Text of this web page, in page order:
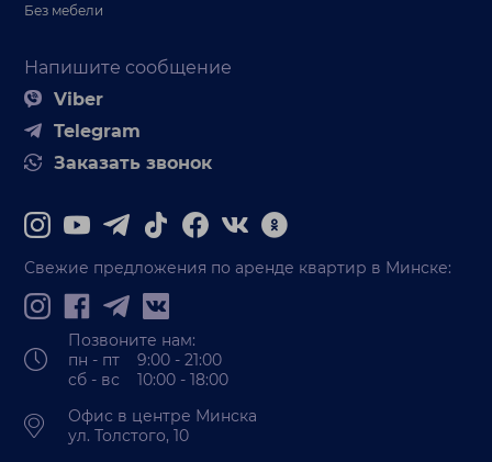
Напишите сообщение
Viber
Telegram
Заказать звонок
Без мебели
Свежие предложения по аренде квартир в Минске:
Позвоните нам:
пн - пт 9:00 - 21:00
сб - вс 10:00 - 18:00
Офис в центре Минска
ул. Толстого, 10